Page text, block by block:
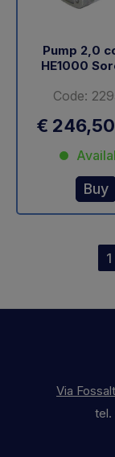
Pump 2,0
HE1000
Code:
€ 246,50
Buy
1
Via
tel.